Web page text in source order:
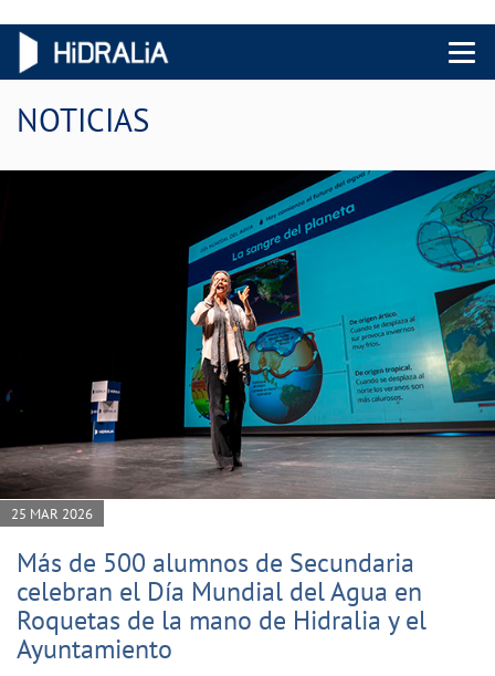
Menu
NOTICIAS
25 MAR 2026
Más de 500 alumnos de Secundaria
celebran el Día Mundial del Agua en
Roquetas de la mano de Hidralia y el
Ayuntamiento